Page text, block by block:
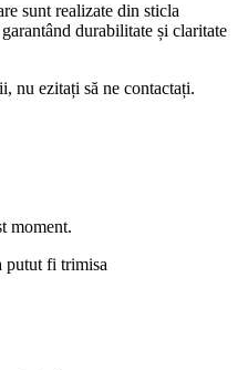
sunt realizate din sticla
durabilitate și claritate
nu ezitați să ne contactați.
moment.
putut fi trimisa